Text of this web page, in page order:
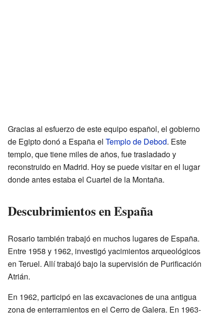
Gracias al esfuerzo de este equipo español, el gobierno
de Egipto donó a España el Templo de Debod. Este
templo, que tiene miles de años, fue trasladado y
reconstruido en Madrid. Hoy se puede visitar en el lugar
donde antes estaba el Cuartel de la Montaña.
Descubrimientos en España
Rosario también trabajó en muchos lugares de España.
Entre 1958 y 1962, investigó yacimientos arqueológicos
en Teruel. Allí trabajó bajo la supervisión de Purificación
Atrián.
En 1962, participó en las excavaciones de una antigua
zona de enterramientos en el Cerro de Galera. En 1963-